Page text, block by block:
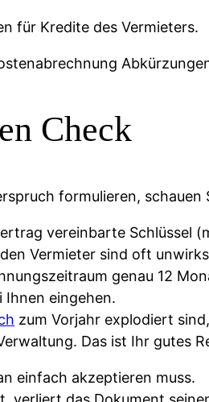
für Kredite des Vermieters.
Check
formulieren, schauen
vereinbarte Schlüssel
Vermieter sind oft
genau 12
Ihnen eingehen.
zum Vorjahr explodiert
Das ist Ihr gutes
einfach akzeptieren muss.